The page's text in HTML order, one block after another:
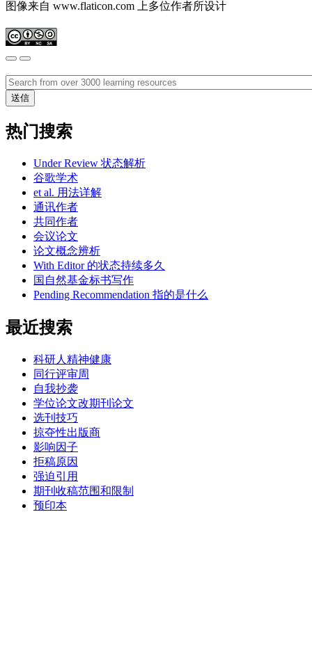
图像来自 www.flaticon.com 上多位作者所设计
热门搜索
Under Review 状态解析
谷歌学术
et al. 用法详解
通讯作者
共同作者
会议论文
论文概念辨析
With Editor 的状态持续多久
国自然基金标书写作
Pending Recommendation 指的是什么
最近搜索
科研人精神健康
同行评审周
自我抄袭
学位论文改期刊论文
选刊技巧
掠夺性出版商
影响因子
拒稿原因
强迫引用
期刊收稿范围和限制
预印本